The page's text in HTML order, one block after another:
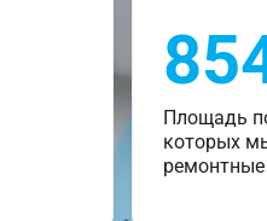
Площадь
которых